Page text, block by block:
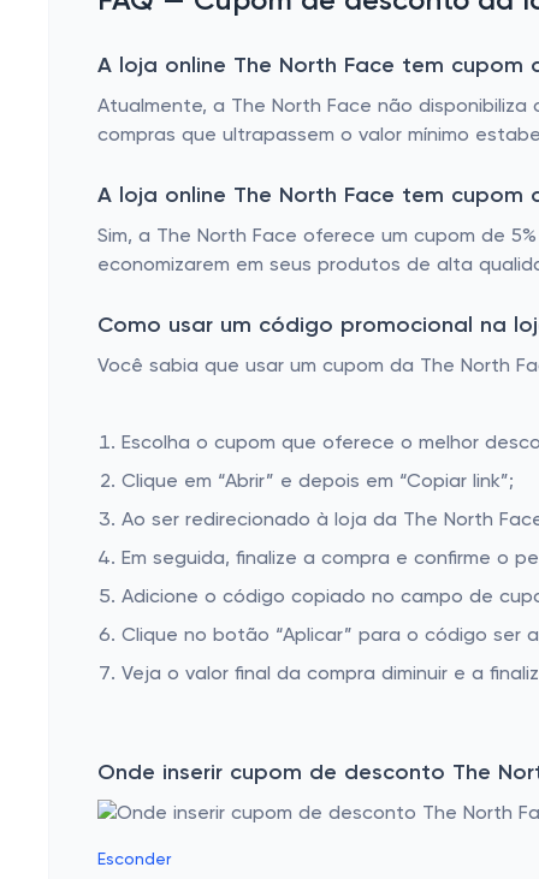
A loja online The North Face tem cupom
Atualmente, a The North Face não
compras que ultrapassem o valor mínimo
A loja online The North Face tem
Sim, a The North Face oferece um cupom de
economizarem em seus produtos de alta
Como usar um código promocional na
Você sabia que usar um cupom da The North
Escolha o cupom que oferece o melhor
Clique em “Abrir” e depois em “Copiar link”;
Ao ser redirecionado à loja da The North
Em seguida, finalize a compra e confirme o
Adicione o código copiado no campo de
Clique no botão “Aplicar” para o código ser
Veja o valor final da compra diminuir e a
Onde inserir cupom de desconto The
Esconder